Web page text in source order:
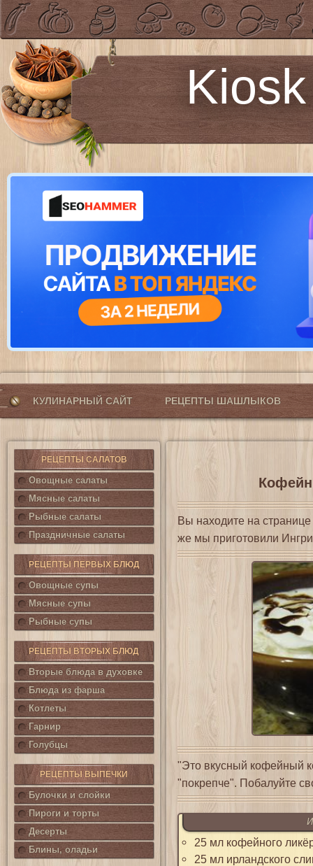
КУЛИНАРНЫЙ САЙТ РЕЦЕПТЫ ШАШЛЫКОВ
РЕЦЕПТЫ САЛАТОВ
Овощные салаты
Мясные салаты
Рыбные салаты
Праздничные салаты
РЕЦЕПТЫ ПЕРВЫХ БЛЮД
Овощные супы
Мясные супы
Рыбные супы
РЕЦЕПТЫ ВТОРЫХ БЛЮД
Вторые блюда в духовке
Блюда из фарша
Котлеты
Гарнир
Голубцы
РЕЦЕПТЫ ВЫПЕЧКИ
Булочки и слойки
Пироги и торты
Десерты
Блины, оладьи
Вы находите на странице
же мы приготовили
"Это вкусный кофейный
"покрепче". Побалуйте
25 мл кофейного
25 мл ирландского